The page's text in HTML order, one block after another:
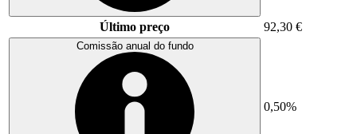
Último preço 92,30 €
Comissão anual do fundo
0,50%